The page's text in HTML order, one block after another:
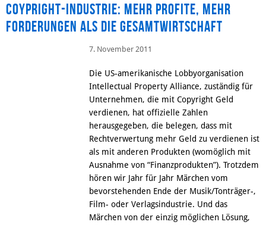
Coypright-Industrie: Mehr Profite, mehr
Forderungen als die Gesamtwirtschaft
7. November 2011
Die US-amerikanische Lobbyorganisation
Intellectual Property Alliance, zuständig für
Unternehmen, die mit Copyright Geld
verdienen, hat offizielle Zahlen
herausgegeben, die belegen, dass mit
Rechtverwertung mehr Geld zu verdienen ist
als mit anderen Produkten (womöglich mit
Ausnahme von “Finanzprodukten”). Trotzdem
hören wir Jahr für Jahr Märchen vom
bevorstehenden Ende der Musik/Tonträger-,
Film- oder Verlagsindustrie. Und das
Märchen von der einzig möglichen Lösung,